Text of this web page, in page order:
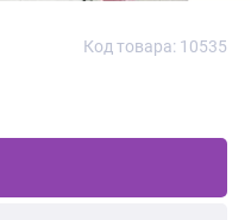
Код товара: 10535